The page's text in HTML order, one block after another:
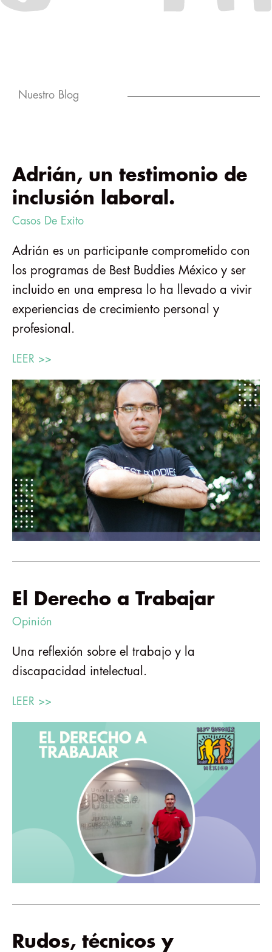
Nuestro Blog
Adrián, un testimonio de
inclusión laboral.
Casos De Exito
Adrián es un participante comprometido con
los programas de Best Buddies México y ser
incluido en una empresa lo ha llevado a vivir
experiencias de crecimiento personal y
profesional.
LEER >>
El Derecho a Trabajar
Opinión
Una reflexión sobre el trabajo y la
discapacidad intelectual.
LEER >>
Rudos, técnicos y